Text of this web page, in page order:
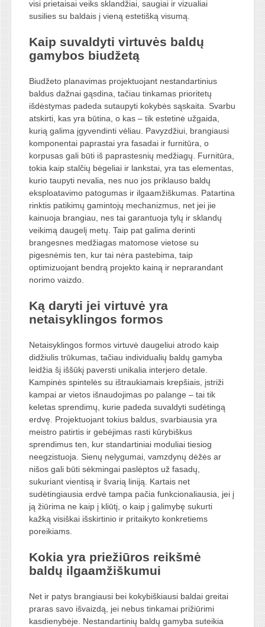
visi prietaisai veiks sklandžiai, saugiai ir vizualiai
susilies su baldais į vieną estetišką visumą.
Kaip suvaldyti virtuvės baldų
gamybos biudžetą
Biudžeto planavimas projektuojant nestandartinius
baldus dažnai gąsdina, tačiau tinkamas prioritetų
išdėstymas padeda sutaupyti kokybės sąskaita. Svarbu
atskirti, kas yra būtina, o kas – tik estetinė užgaida,
kurią galima įgyvendinti vėliau. Pavyzdžiui, brangiausi
komponentai paprastai yra fasadai ir furnitūra, o
korpusas gali būti iš paprastesnių medžiagų. Furnitūra,
tokia kaip stalčių bėgeliai ir lankstai, yra tas elementas,
kurio taupyti nevalia, nes nuo jos priklauso baldų
eksploatavimo patogumas ir ilgaamžiškumas. Patartina
rinktis patikimų gamintojų mechanizmus, net jei jie
kainuoja brangiau, nes tai garantuoja tylų ir sklandų
veikimą daugelį metų. Taip pat galima derinti
brangesnes medžiagas matomose vietose su
pigesnėmis ten, kur tai nėra pastebima, taip
optimizuojant bendrą projekto kainą ir neprarandant
norimo vaizdo.
Ką daryti jei virtuvė yra
netaisyklingos formos
Netaisyklingos formos virtuvė daugeliui atrodo kaip
didžiulis trūkumas, tačiau individualių baldų gamyba
leidžia šį iššūkį paversti unikalia interjero detale.
Kampinės spintelės su ištraukiamais krepšiais, įstriži
kampai ar vietos išnaudojimas po palange – tai tik
keletas sprendimų, kurie padeda suvaldyti sudėtingą
erdvę. Projektuojant tokius baldus, svarbiausia yra
meistro patirtis ir gebėjimas rasti kūrybiškus
sprendimus ten, kur standartiniai moduliai tiesiog
neegzistuoja. Sienų nelygumai, vamzdynų dėžės ar
nišos gali būti sėkmingai paslėptos už fasadų,
sukuriant vientisą ir švarią liniją. Kartais net
sudėtingiausia erdvė tampa pačia funkcionaliausia, jei į
ją žiūrima ne kaip į kliūtį, o kaip į galimybę sukurti
kažką visiškai išskirtinio ir pritaikyto konkretiems
poreikiams.
Kokia yra priežiūros reikšmė
baldų ilgaamžiškumui
Net ir patys brangiausi bei kokybiškiausi baldai greitai
praras savo išvaizdą, jei nebus tinkamai prižiūrimi
kasdienybėje. Nestandartinių baldų gamyba suteikia